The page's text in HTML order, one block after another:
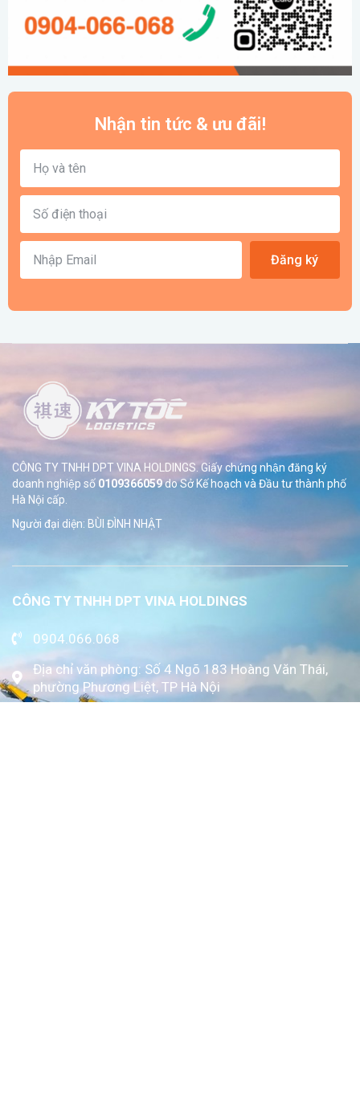
Nhận tin tức & ưu đãi!
Đăng ký
CÔNG TY TNHH DPT VINA HOLDINGS. Giấy chứng nhận đăng ký
doanh nghiệp số 0109366059do SởKế hoạch và Đầu tư thành phố
Hà Nội cấp.
Người đại diện: BÙI ĐÌNH NHẬT
CÔNG TY TNHH DPT VINA HOLDINGS
0904.066.068
Địa chỉ văn phòng: Số 4 Ngõ 183 Hoàng Văn Thái,
phường Phương Liệt, TP Hà Nội